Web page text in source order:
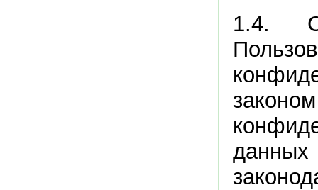
1.4.
данных